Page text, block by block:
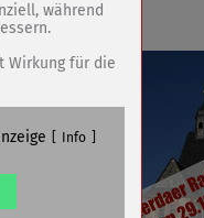
während
Wirkung für die
Info